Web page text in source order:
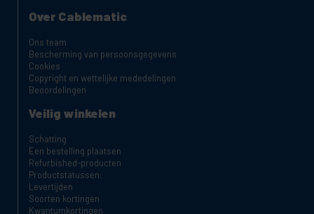
Over Cablematic
Ons team
Bescherming van persoonsgegevens
Cookies
Copyright en wettelijke mededelingen
Beoordelingen
Veilig winkelen
Schatting
Een bestelling plaatsen
Refurbished-producten
Productstatussen:
Levertijden
Soorten kortingen
Kwantumkortingen